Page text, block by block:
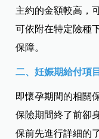
主約的金額較高，
可依附在特定險種
保障。
二、妊娠期給付項目
即懷孕期間的相關
保險期間終了前卻
保前先進行詳細的